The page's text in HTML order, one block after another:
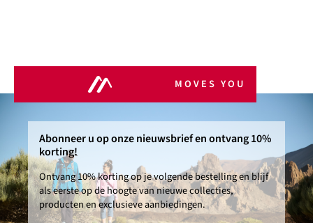
MOVES YOU
Abonneer u op onze nieuwsbrief en ontvang 10%
korting!
Ontvang 10% korting op je volgende bestelling en blijf
als eerste op de hoogte van nieuwe collecties,
producten en exclusieve aanbiedingen.